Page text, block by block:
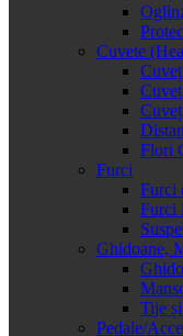
Cuvete
Flori
Furci
Furci
Furci
Ghidoane,
Tije
Pedale/